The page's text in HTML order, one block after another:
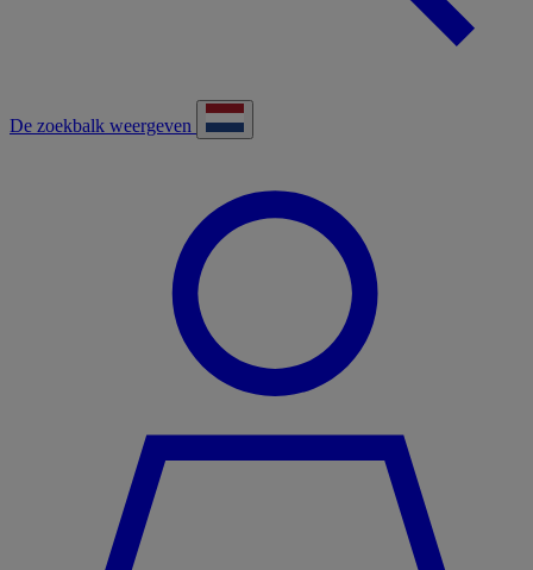
De zoekbalk weergeven